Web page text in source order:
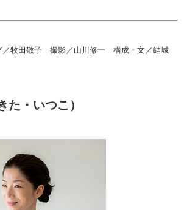
／牧田敬子 撮影／山川修一 構成・文／結城
た・いつこ）